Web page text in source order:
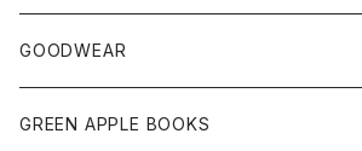
チーフ
シャツ
タンクトップ
ボトム
ショートパンツ
レディース
Tシャツ
グッズ
手袋
GOODWEAR
トップス
GREEN APPLE BOOKS